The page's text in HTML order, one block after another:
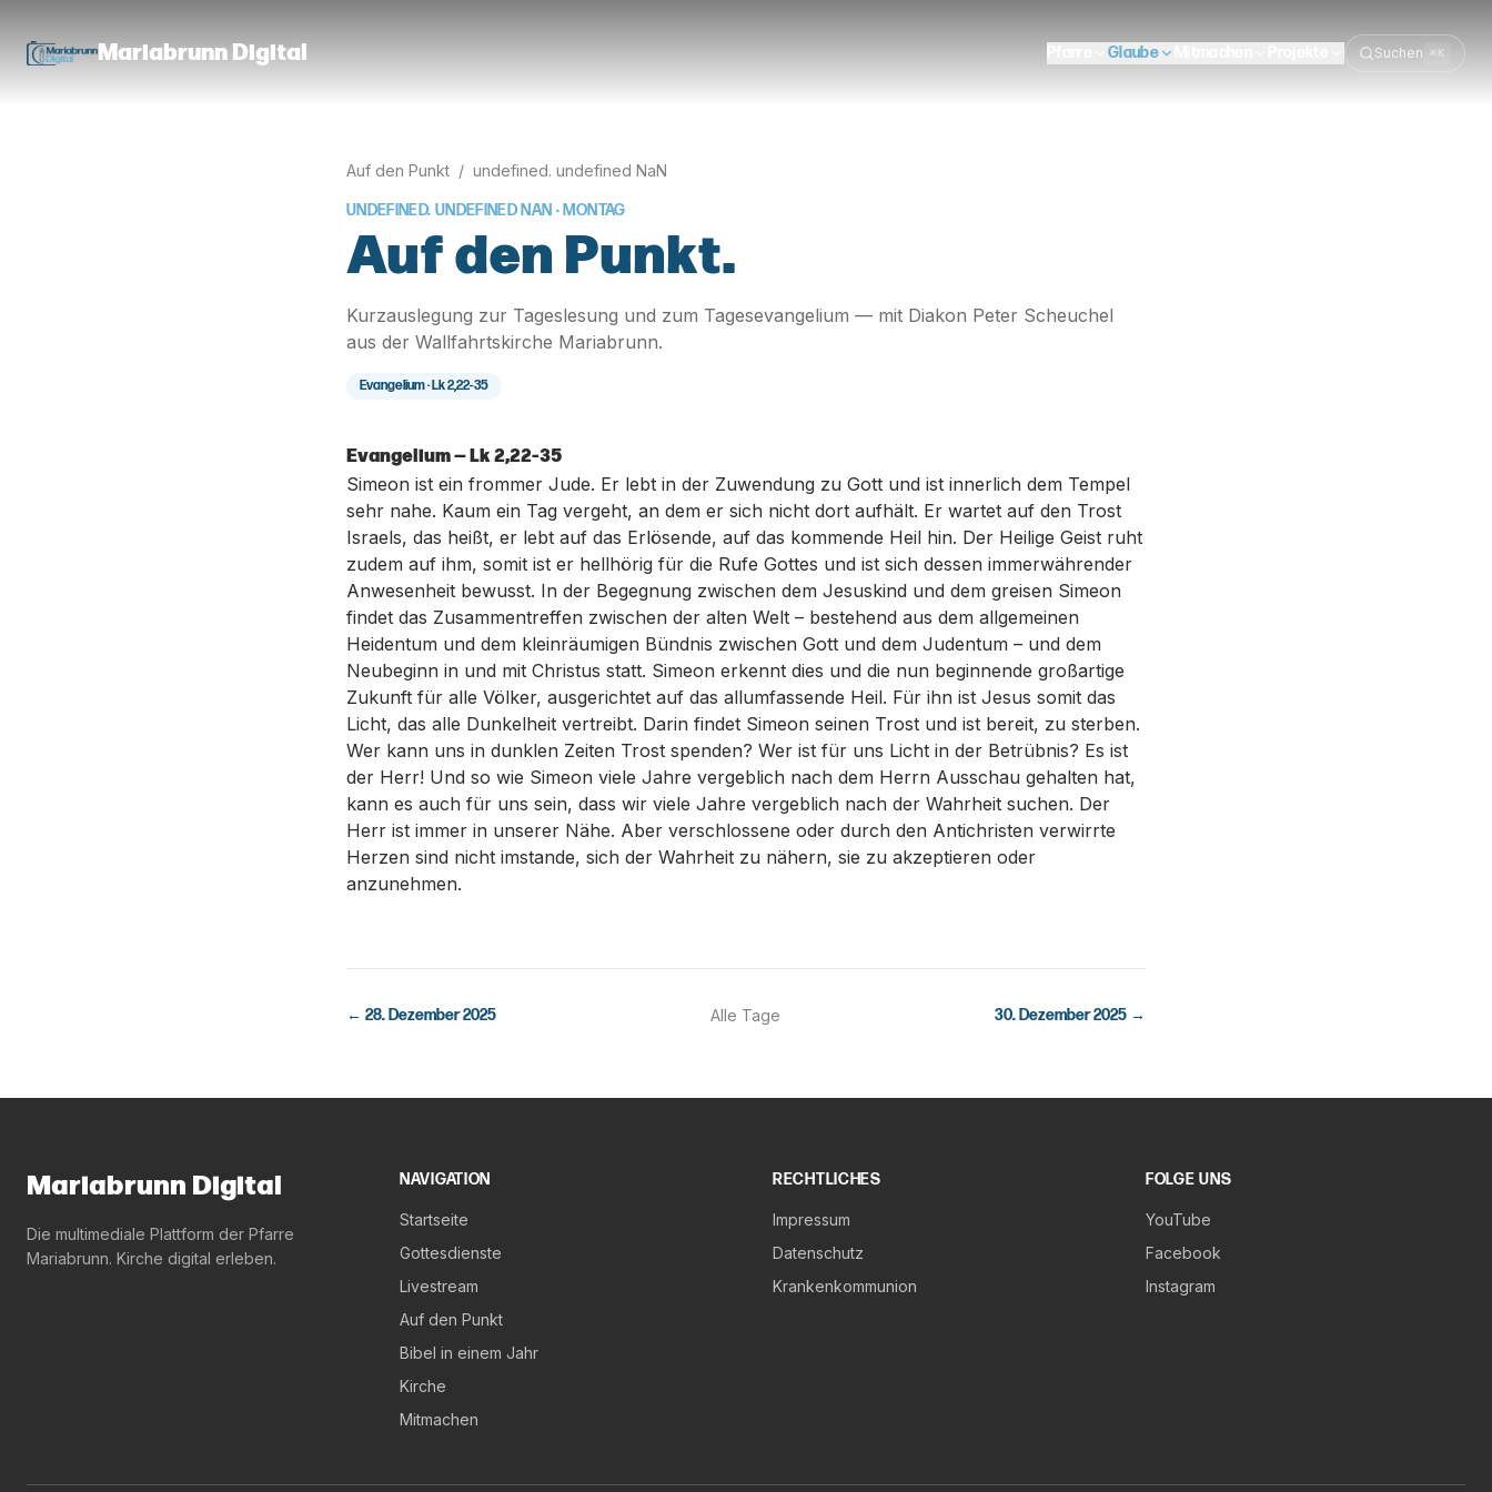
Mariabrunn Digital Glaube Suchen ⌘K
Auf den Punkt / undefined. undefined NaN
UNDEFINED. UNDEFINED NAN · MONTAG
Auf den Punkt.
Kurzauslegung zur Tageslesung und zum Tagesevangelium — mit Diakon Peter Scheuchel
aus der Wallfahrtskirche Mariabrunn.
Evangelium ·Lk 2,22-35
Evangelium — Lk 2,22-35
Simeon ist ein frommer Jude. Er lebt in der Zuwendung zu Gott und ist innerlich dem Tempel
sehr nahe. Kaum ein Tag vergeht, an dem er sich nicht dort aufhält. Er wartet auf den Trost
Israels, das heißt, er lebt auf das Erlösende, auf das kommende Heil hin. Der Heilige Geist ruht
zudem auf ihm, somit ist er hellhörig für die Rufe Gottes und ist sich dessen immerwährender
Anwesenheit bewusst. In der Begegnung zwischen dem Jesuskind und dem greisen Simeon
findet das Zusammentreffen zwischen der alten Welt – bestehend aus dem allgemeinen
Heidentum und dem kleinräumigen Bündnis zwischen Gott und dem Judentum – und dem
Neubeginn in und mit Christus statt. Simeon erkennt dies und die nun beginnende großartige
Zukunft für alle Völker, ausgerichtet auf das allumfassende Heil. Für ihn ist Jesus somit das
Licht, das alle Dunkelheit vertreibt. Darin findet Simeon seinen Trost und ist bereit, zu sterben.
Wer kann uns in dunklen Zeiten Trost spenden? Wer ist für uns Licht in der Betrübnis? Es ist
der Herr! Und so wie Simeon viele Jahre vergeblich nach dem Herrn Ausschau gehalten hat,
kann es auch für uns sein, dass wir viele Jahre vergeblich nach der Wahrheit suchen. Der
Herr ist immer in unserer Nähe. Aber verschlossene oder durch den Antichristen verwirrte
Herzen sind nicht imstande, sich der Wahrheit zu nähern, sie zu akzeptieren oder
anzunehmen.
← 28. Dezember 2025 Alle Tage 30. Dezember 2025 →
Mariabrunn Digital
Die multimediale Plattform der Pfarre
Mariabrunn. Kirche digital erleben.
NAVIGATION
Startseite
Gottesdienste
Livestream
Auf den Punkt
Bibel in einem Jahr
Kirche
Mitmachen
RECHTLICHES
Impressum
Datenschutz
Krankenkommunion
FOLGE UNS
YouTube
Facebook
Instagram